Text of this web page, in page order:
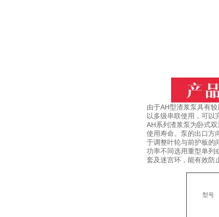
由于AH型渣浆泵具有
以多级串联使用，可以
AH系列渣浆泵为卧式
使用寿命。泵的出口方
于调整叶轮与前护板的
功率不同选用重型单列
套及迷宫环，能有效防
型号